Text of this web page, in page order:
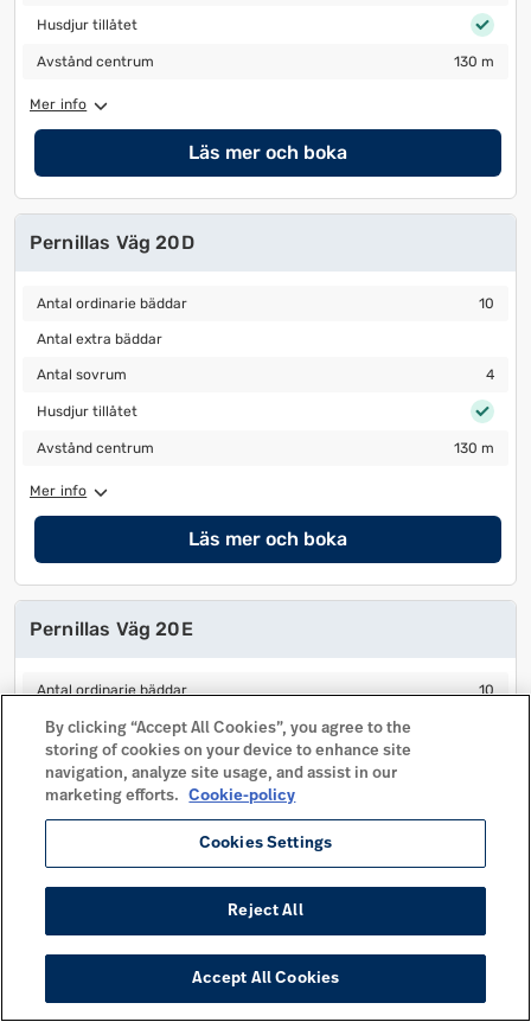
Husdjur tillåtet
Husdjur tillåtet
Avstånd centrum
Avstånd centrum 130 m
Mer info
Läs mer och boka
Pernillas Väg 20D
Antal ordinarie bäddar
Antal ordinarie bäddar 10
Antal extra bäddar
Antal extra bäddar
Antal sovrum
Antal sovrum 4
Husdjur tillåtet
Husdjur tillåtet
Avstånd centrum
Avstånd centrum 130 m
Mer info
Läs mer och boka
Pernillas Väg 20E
Antal ordinarie bäddar
Antal ordinarie bäddar 10
Antal extra bäddar
Antal extra bäddar
Antal sovrum 4
Antal sovrum
Husdjur tillåtet
Husdjur tillåtet
Avstånd centrum
Läs mer och boka
Pernillas Väg 20F
By clicking “Accept All Cookies”, you agree to the
storing of cookies on your device to enhance site
navigation, analyze site usage, and assist in our
marketing efforts.
Cookie-policy
Cookies Settings
Reject All
Accept All Cookies